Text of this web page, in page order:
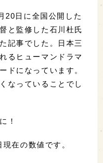
20日に全国公開した
と監修した石川杜氏
記事でした。日本三
るヒューマンドラマ
ドになっています。
なっていることでし
！
在の数値です。